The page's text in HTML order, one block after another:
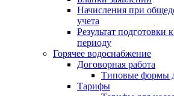
Начисления при
учета
Результат подготовки
периоду
Горячее водоснабжение
Договорная работа
Типовые формы
Тарифы